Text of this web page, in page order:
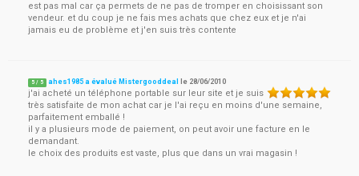
est pas mal car ça permets de ne pas de tromper en choisissant son
vendeur. et du coup je ne fais mes achats que chez eux et je n'ai
jamais eu de problème et j'en suis très contente
5 / 5 ahes1985 a évalué Mistergooddeal le 28/06/2010
j'ai acheté un téléphone portable sur leur site et je suis
très satisfaite de mon achat car je l'ai reçu en moins d'une semaine,
parfaitement emballé !
il y a plusieurs mode de paiement, on peut avoir une facture en le
demandant.
le choix des produits est vaste, plus que dans un vrai magasin !